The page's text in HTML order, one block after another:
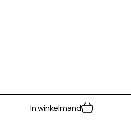
In winkelmand